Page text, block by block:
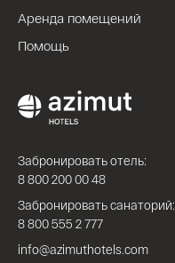
Аренда помещений
Помощь
Забронировать отель:
8 800 200 00 48
Забронировать санаторий:
8 800 555 2 777
info@azimuthotels.com